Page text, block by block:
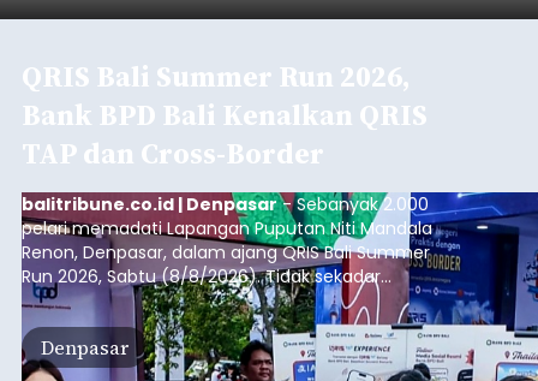
QRIS Bali Summer Run 2026,
Bank BPD Bali Kenalkan QRIS
TAP dan Cross-Border
balitribune.co.id | Denpasar- Sebanyak 2.000
pelari memadati Lapangan Puputan Niti Mandala
Renon, Denpasar, dalam ajang QRIS Bali Summer
Run 2026, Sabtu (8/8/2026). Tidak sekadar
menjadi arena olahraga dengan kategori 5K dan
10K, kegiatan yang digelar Kantor Perwakilan Bank
Indonesia (BI) Provinsi Bali itu juga menjadi ruang
edukasi dan penguatan ekosistem transaksi
Denpasar